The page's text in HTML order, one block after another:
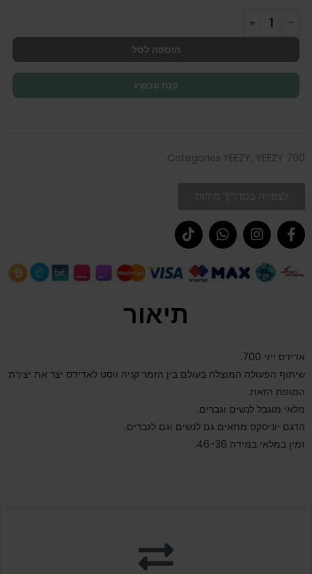
הוספה לסל
קנה עכשיו
Categories YEEZY, YEEZY 700
תיאור
אדידס ייזי 700.
שיתוף הפעולה המוצלח בעולם בין הזמר קניה ווסט לאדידס יצר את יצירת
המופת הזאת.
מלאי מוגבל לנשים וגברים.
הדגם יוניסקס מתאים גם לנשים וגם לגברים.
זמין במלאי במידה 46-36.